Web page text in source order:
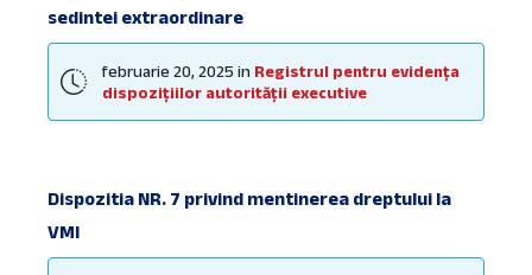
sedintei extraordinare
februarie 20, 2025 in Registrul pentru evidența
dispozițiilor autorității executive
Dispozitia NR. 7 privind mentinerea dreptului la
VMI